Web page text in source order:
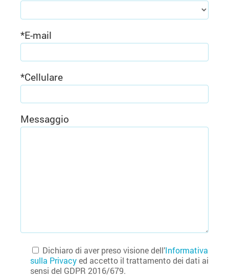
*E-mail
*Cellulare
Messaggio
Dichiaro di aver preso visione dell’Informativa
sulla Privacyed accetto il trattamento dei dati ai
sensi del GDPR 2016/679.